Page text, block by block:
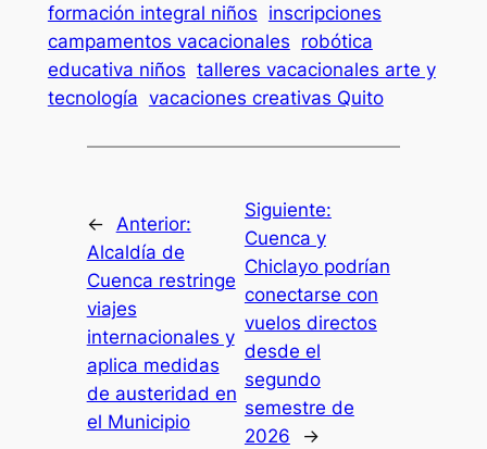
formación integral niños inscripciones
campamentos vacacionales robótica
educativa niños talleres vacacionales arte y
tecnología vacaciones creativas Quito
← Anterior:
Alcaldía de
Cuenca restringe
viajes
internacionales y
aplica medidas
de austeridad en
el Municipio
Siguiente:
Cuenca y
Chiclayo podrían
conectarse con
vuelos directos
desde el
segundo
semestre de
2026
→